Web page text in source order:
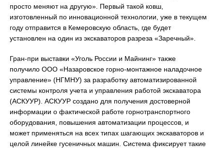
просто меняют на другую». Первый такой ковш,
изготовленный по инновационной технологии, уже в текущем
году отправится в Кемеровскую область, где будет
установлен на один из экскаваторов разреза «Заречный».
Гран-при выставки «Уголь России и Майнинг» также
получило ООО «Назаровское горно-монтажное наладочное
управление» (НГМНУ) за разработку автоматизированной
системы контроля учета и управления работой экскаватора
(АСКУУР). АСКУУР создано для получения достоверной
информации о фактической работе горнотранспортного
оборудования, повышения автоматизации процессов, и
может применяться на всех типах шагающих экскаваторов и
целой линейке гусеничных машин. Система фиксирует такие